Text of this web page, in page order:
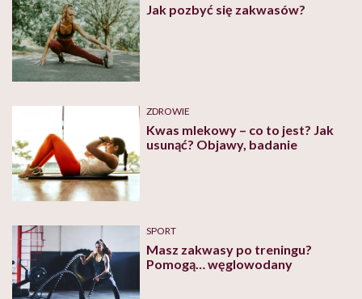
Jak pozbyć się zakwasów?
ZDROWIE
Kwas mlekowy – co to jest? Jak
usunąć? Objawy, badanie
SPORT
Masz zakwasy po treningu?
Pomogą… węglowodany